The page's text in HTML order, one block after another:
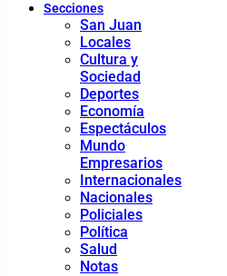
Secciones
San Juan
Locales
Cultura y
Sociedad
Deportes
Economía
Espectáculos
Mundo
Empresarios
Internacionales
Nacionales
Policiales
Política
Salud
Notas